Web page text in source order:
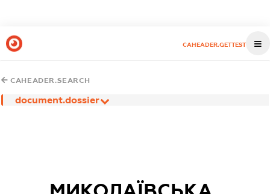
CAHEADER.GETTEST
CAHEADER.SEARCH
document.dossier